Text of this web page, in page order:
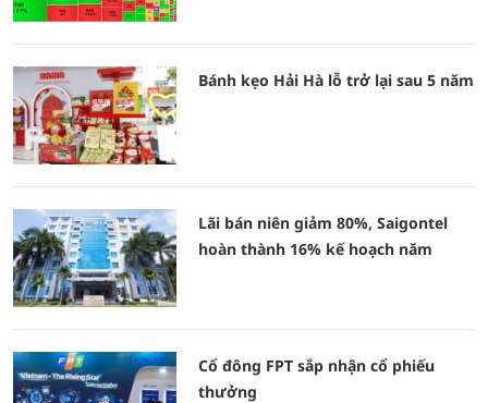
Bánh kẹo Hải Hà lỗ trở lại sau 5 năm
Lãi bán niên giảm 80%, Saigontel
hoàn thành 16% kế hoạch năm
Cổ đông FPT sắp nhận cổ phiếu
thưởng